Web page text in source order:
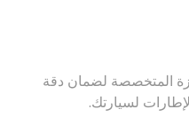
المتخصصة لضمان دقة
لسيارتك.